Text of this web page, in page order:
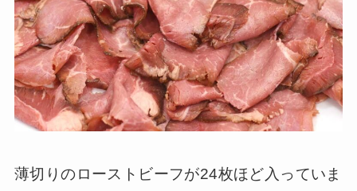
薄切りのローストビーフが24枚ほど入っていま